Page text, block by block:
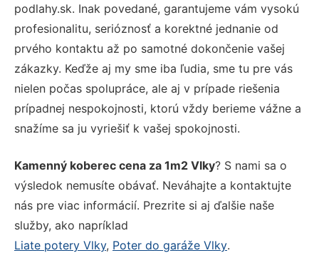
podlahy.sk. Inak povedané, garantujeme vám vysokú
profesionalitu, serióznosť a korektné jednanie od
prvého kontaktu až po samotné dokončenie vašej
zákazky. Keďže aj my sme iba ľudia, sme tu pre vás
nielen počas spolupráce, ale aj v prípade riešenia
prípadnej nespokojnosti, ktorú vždy berieme vážne a
snažíme sa ju vyriešiť k vašej spokojnosti.
Kamenný koberec cena za 1m2 Vlky? S nami sa o
výsledok nemusíte obávať. Neváhajte a kontaktujte
nás pre viac informácií. Prezrite si aj ďalšie naše
služby, ako napríklad
Liate potery Vlky, Poter do garáže Vlky.